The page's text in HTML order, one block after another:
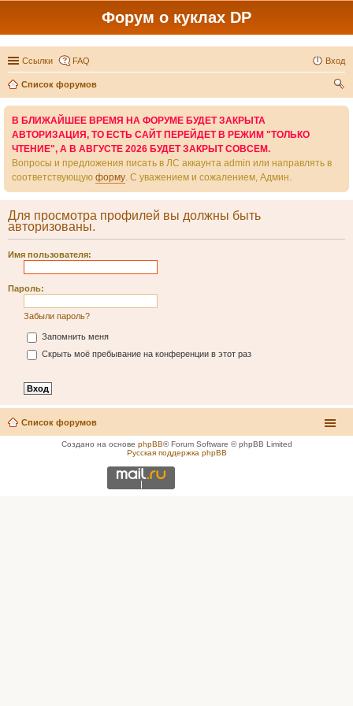
Форум о куклах DP
Ссылки FAQ Вход
Список форумов
В БЛИЖАЙШЕЕ ВРЕМЯ НА ФОРУМЕ БУДЕТ ЗАКРЫТА
АВТОРИЗАЦИЯ, ТО ЕСТЬ САЙТ ПЕРЕЙДЕТ В РЕЖИМ "ТОЛЬКО
ЧТЕНИЕ", А В АВГУСТЕ 2026 БУДЕТ ЗАКРЫТ СОВСЕМ.
Вопросы и предложения писать в ЛС аккаунта admin или направлять в
соответствующую форму. С уважением и сожалением, Админ.
Для просмотра профилей вы должны быть
авторизованы.
Имя пользователя:
Пароль:
Забыли пароль?
Запомнить меня
Скрыть моё пребывание на конференции в этот раз
Список форумов
Создано на основе phpBB® Forum Software © phpBB Limited
Русская поддержка phpBB